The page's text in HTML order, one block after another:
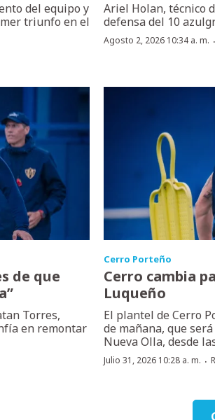
del equipo y
triunfo en el
Ariel Holan, técnico
defensa del 10
Agosto 2, 2026 10:34 a. m.
de que
Torres,
en remontar
Cerro Porteño
Cerro cambia
Luqueño
El plantel de Cerro
de mañana, que
Nueva Olla, desde
Julio 31, 2026 10:28 a. m. ·